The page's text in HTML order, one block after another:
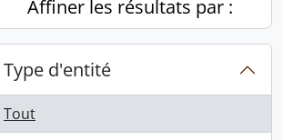
Affiner les résultats par :
Type d'entité
Tout